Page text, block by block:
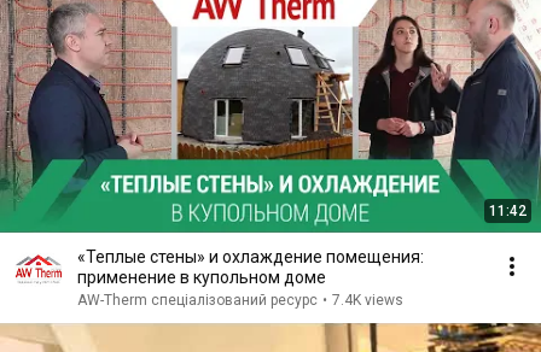
11:42
«Теплые стены» и охлаждение помещения:
применение в купольном доме
AW-Therm спеціалізований ресурс • 7.4K views